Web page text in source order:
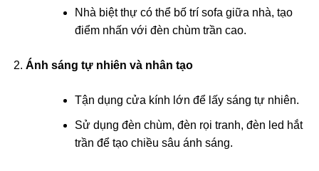
Nhà biệt thự có thể bố trí sofa giữa nhà, tạo
điểm nhấn với đèn chùm trần cao.
Ánh sáng tự nhiên và nhân tạo
Tận dụng cửa kính lớn để lấy sáng tự nhiên.
Sử dụng đèn chùm, đèn rọi tranh, đèn led hắt
trần để tạo chiều sâu ánh sáng.